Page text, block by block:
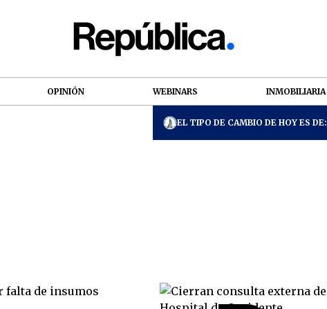
OPINIÓN WEBINARS INMOBILIARIA
EL TIPO DE CAMBIO DE HOY ES DE: